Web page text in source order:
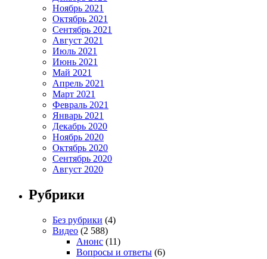
Ноябрь 2021
Октябрь 2021
Сентябрь 2021
Август 2021
Июль 2021
Июнь 2021
Май 2021
Апрель 2021
Март 2021
Февраль 2021
Январь 2021
Декабрь 2020
Ноябрь 2020
Октябрь 2020
Сентябрь 2020
Август 2020
Рубрики
Без рубрики (4)
Видео (2 588)
Анонс (11)
Вопросы и ответы (6)